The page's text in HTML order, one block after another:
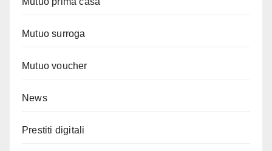
Mutuo surroga
Mutuo voucher
News
Prestiti digitali